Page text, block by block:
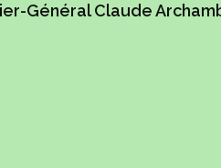
Général Claude